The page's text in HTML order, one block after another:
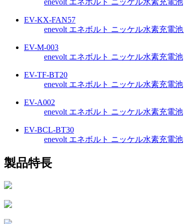
enevolt エネボルト ニッケル水素充電池
EV-KX-FAN57
enevolt エネボルト ニッケル水素充電
EV-M-003
enevolt エネボルト ニッケル水素充電池
EV-TF-BT20
enevolt エネボルト ニッケル水素充電池
EV-A002
enevolt エネボルト ニッケル水素充電池
EV-BCL-BT30
enevolt エネボルト ニッケル水素充電池
製品特長